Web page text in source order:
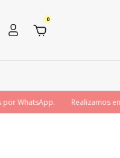
0
WhatsApp. Realizamos